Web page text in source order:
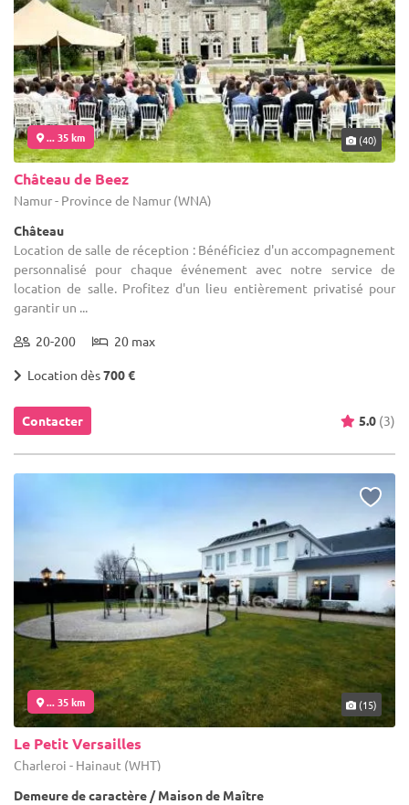
... 35 km (40)
Château de Beez
Namur - Province de Namur (WNA)
Château
Location de salle de réception : Bénéficiez d'un accompagnement
personnalisé pour chaque événement avec notre service de
location de salle. Profitez d'un lieu entièrement privatisé pour
garantir un ...
20-200 20 max
Location dès700 €
Contacter 5.0 (3)
... 35 km (15)
Le Petit Versailles
Charleroi - Hainaut (WHT)
Demeure de caractère / Maison de Maître